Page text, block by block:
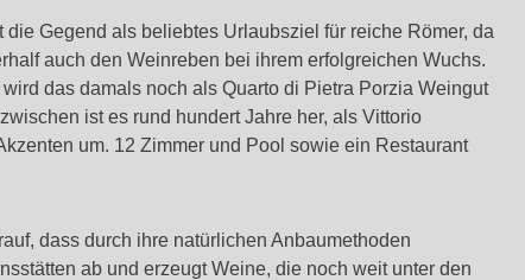
Gegend als beliebtes Urlaubsziel für reiche Römer, da
auch den Weinreben bei ihrem erfolgreichen Wuchs.
das damals noch als Quarto di Pietra Porzia Weingut
ist es rund hundert Jahre her, als Vittorio
um. 12 Zimmer und Pool sowie ein Restaurant
dass durch ihre natürlichen Anbaumethoden
ab und erzeugt Weine, die noch weit unter den